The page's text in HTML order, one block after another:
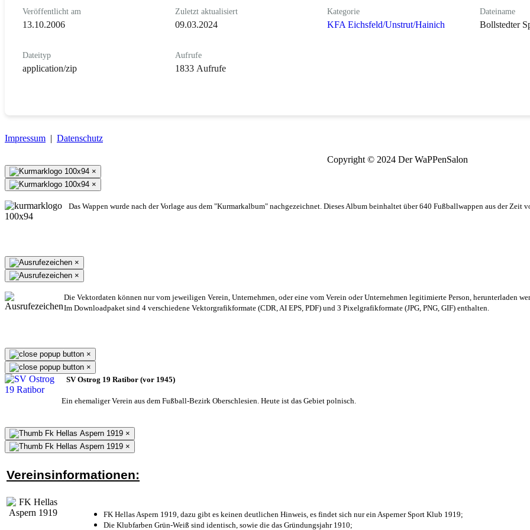
Veröffentlicht am
13.10.2006
Zuletzt aktualisiert
09.03.2024
Kategorie
KFA Eichsfeld/Unstrut/Hainich
Dateiname
Bollstedter
Dateityp
application/zip
Aufrufe
1833 Aufrufe
Impressum | Datenschutz
Copyright © 2024 Der WaPPenSalon
×
×
Das Wappen wurde nach der Vorlage aus dem "Kurmarkalbum" nachgezeichnet. Dieses Album beinhaltet über 640 Fußballwappen aus der Zeit
×
×
Die Vektordaten können nur vom jeweiligen Verein, Unternehmen, oder eine vom Verein oder Unternehmen legitimierte Person, herunterladen
Im Downloadpaket sind 4 verschiedene Vektorgrafikformate (CDR, AI EPS, PDF) und 3 Pixelgrafikformate (JPG, PNG, GIF) enthalten.
×
×
SV Ostrog 19 Ratibor (vor 1945)
Ein ehemaliger Verein aus dem Fußball-Bezirk Oberschlesien. Heute ist das Gebiet polnisch.
×
×
Vereinsinformationen:
FK Hellas Aspern 1919, dazu gibt es keinen deutlichen Hinweis, es findet sich nur ein Asperner Sport Klub 1919;
Die Klubfarben Grün-Weiß sind identisch, sowie die das Gründungsjahr 1910;